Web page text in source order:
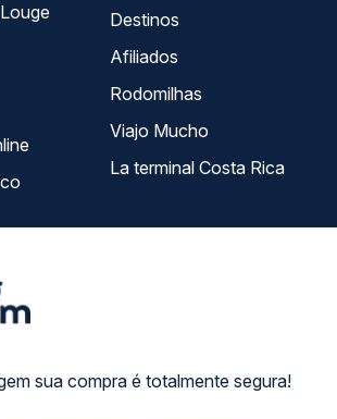
sua compra é totalmente segura!
Online
Destinos
Afiliados
Rodomilhas
Viajo Mucho
La terminal Costa Rica